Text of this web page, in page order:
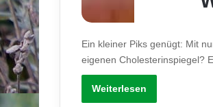
Ein kleiner Piks genügt: Mit
eigenen Cholesterinspiegel?
Weiterlesen